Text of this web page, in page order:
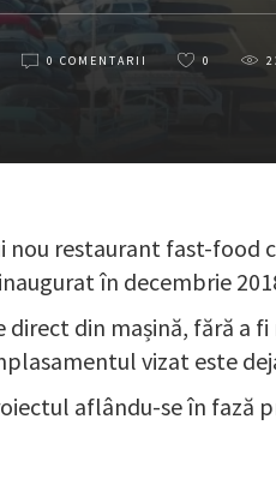
0 COMENTARII 0
nou restaurant fast-food
în decembrie
din mașină, fără a
vizat este
aflându-se în fază